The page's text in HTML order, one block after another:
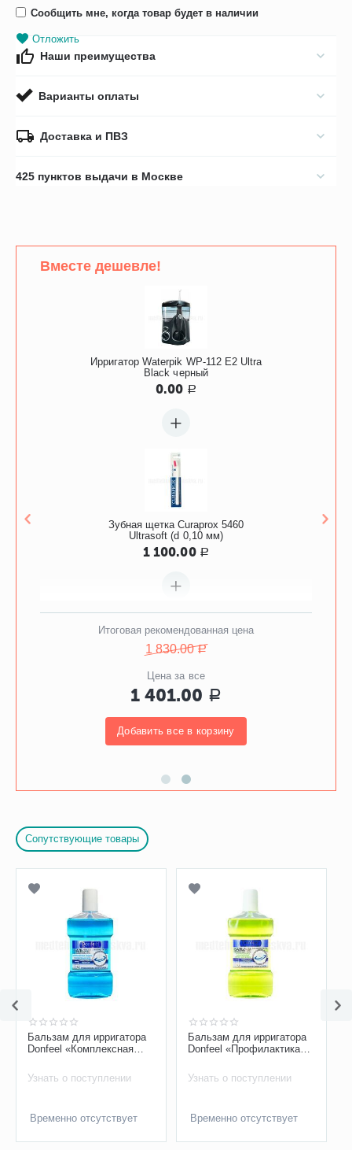
Сообщить мне, когда товар будет в наличии
Отложить
Наши преимущества
Варианты оплаты
Доставка и ПВЗ
425 пунктов выдачи в Москве
Вместе дешевле!
Ирригатор Waterpik WP-112 E2 Ultra
Black черный
0.00 Р
+
Зубная щетка Curaprox 5460
Ultrasoft (d 0,10 мм)
1 100.00 Р
+
Ополаскиватель Waterdent Актив,
500 мл
301.00 Р 730.00 Р
Итоговая рекомендованная цена
1 830.00 Р
Цена за все
1 401.00 Р
Добавить все в корзину
Сопутствующие товары
Бальзам для ирригатора
Donfeel «Комплексная
уход», 475 мл
Узнать о поступлении
Временно отсутствует
Бальзам для ирригатора
Donfeel «Профилактика
фтора», 475 мл
Узнать о поступлении
Временно отсутствует